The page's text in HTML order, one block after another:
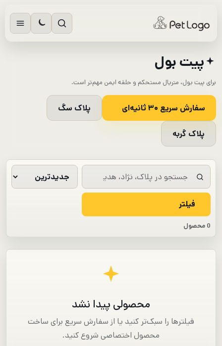
پیت بول
برای پیت بول، متریال مستحکم و حلقه ایمن مهم‌تر است.
سفارش سریع ۳۰ ثانیه‌ای پلاک سگ
پلاک گربه
فیلتر
0 محصول
محصولی پیدا نشد
فیلترها را سبک‌تر کنید یا از سفارش سریع برای ساخت
محصول اختصاصی شروع کنید.